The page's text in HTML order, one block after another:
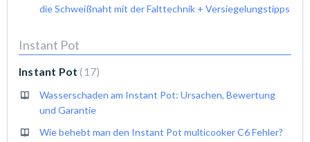
die Schweißnaht mit der Falttechnik + Versiegelungstipps
Instant Pot
Instant Pot 17
Wasserschaden am Instant Pot: Ursachen, Bewertung
und Garantie
Wie behebt man den Instant Pot multicooker C6 Fehler?